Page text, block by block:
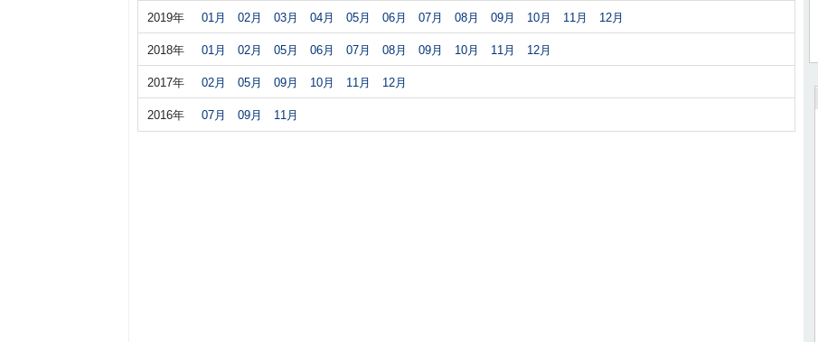
2019年 01月 02月 03月 04月 05月 06月 07月 08月 09月 10月 11月 12月
2018年 01月 02月 05月 06月 07月 08月 09月 10月 11月 12月
2017年 02月 05月 09月 10月 11月 12月
2016年 07月 09月 11月